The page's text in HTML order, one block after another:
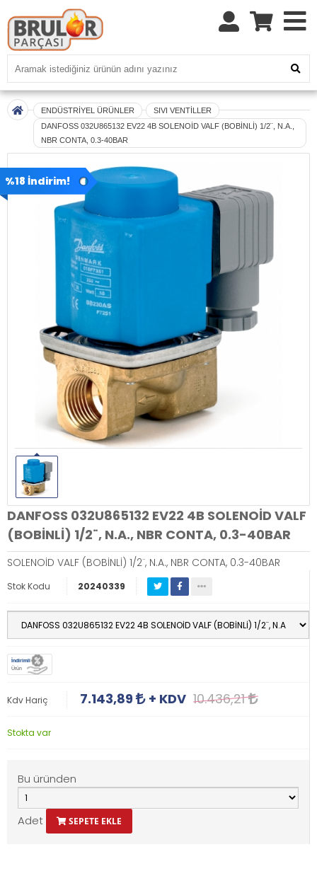
ENDÜSTRİYEL ÜRÜNLER
SIVI VENTİLLER
DANFOSS 032U865132 EV22 4B SOLENOİD VALF (BOBİNLİ) 1/2¨, N.A.,
NBR CONTA, 0.3-40BAR
%18 İndirim!
DANFOSS 032U865132 EV22 4B SOLENOİD VALF
(BOBİNLİ) 1/2¨, N.A., NBR CONTA, 0.3-40BAR
SOLENOİD VALF (BOBİNLİ) 1/2¨, N.A., NBR CONTA, 0.3-40BAR
Stok Kodu 20240339
İndirimli
Ürün
Kdv Hariç 7.143,89 + KDV 10.436,21
Stokta var
Bu üründen
Adet SEPETE EKLE